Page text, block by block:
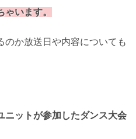
います。
のか放送日や内容についても
ニットが参加したダンス大会